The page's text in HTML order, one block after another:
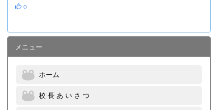
0
メニュー
ホーム
校 長 あ い さ つ